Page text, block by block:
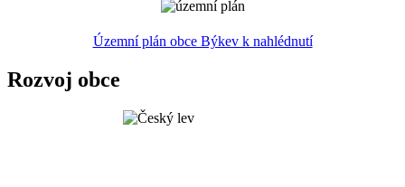
Územní plán obce Býkev k nahlédnutí
Rozvoj obce